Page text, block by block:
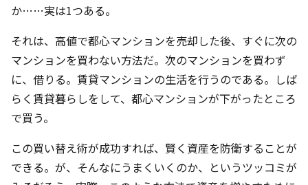
か……実は1つある。
それは、高値で都心マンションを売却した後、すぐに次の
マンションを買わない方法だ。次のマンションを買わず
に、借りる。賃貸マンションの生活を行うのである。しば
らく賃貸暮らしをして、都心マンションが下がったところ
で買う。
この買い替え術が成功すれば、賢く資産を防衛することが
できる。が、そんなにうまくいくのか、というツッコミが